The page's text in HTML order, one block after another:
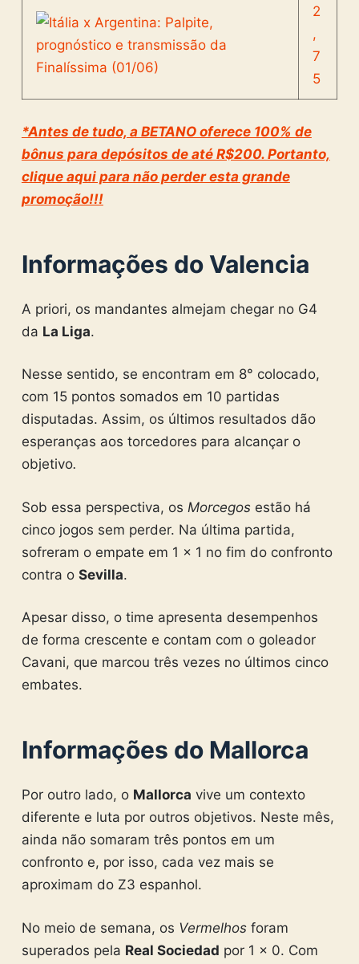
2
,
7
5
*Antes de tudo, a BETANO oferece 100% de
bônus para depósitos de até R$200. Portanto,
clique aqui para não perder esta grande
promoção!!!
Informações do Valencia
A priori, os mandantes almejam chegar no G4
da La Liga.
Nesse sentido, se encontram em 8° colocado,
com 15 pontos somados em 10 partidas
disputadas. Assim, os últimos resultados dão
esperanças aos torcedores para alcançar o
objetivo.
Sob essa perspectiva, os Morcegosestão há
cinco jogos sem perder. Na última partida,
sofreram o empate em 1 x 1 no fim do confronto
contra o Sevilla.
Apesar disso, o time apresenta desempenhos
de forma crescente e contam com o goleador
Cavani, que marcou três vezes no últimos cinco
embates.
Informações do Mallorca
Por outro lado, o Mallorca vive um contexto
diferente e luta por outros objetivos. Neste mês,
ainda não somaram três pontos em um
confronto e, por isso, cada vez mais se
aproximam do Z3 espanhol.
No meio de semana, os Vermelhos foram
superados pela Real Sociedad por 1 x 0. Com